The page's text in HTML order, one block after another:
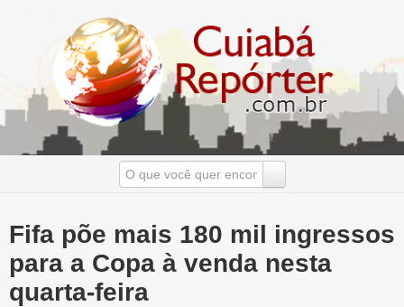
Fifa põe mais 180 mil ingressos
para a Copa à venda nesta
quarta-feira